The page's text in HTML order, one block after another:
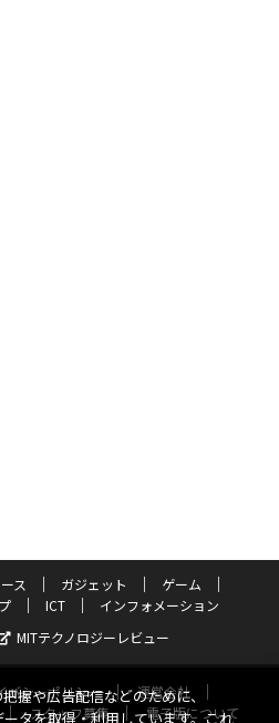
ス ガジェット
ゲーム
ICT
インフォメーション
MITテクノロジーレビュー
バシーポリシー
運営会社
スタッフ募集 電子版について
握や広告配信などのために、
タを取得・利用しています。これ